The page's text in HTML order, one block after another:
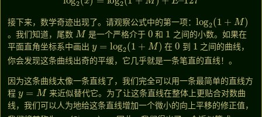
接下来，数学奇迹出现了。请观察公式中的第一项：
log 2( M
。我们知道，尾数
M
是一个严格介于
0
和
1
之间的小数。如果在
平面直角坐标系中画出
y=log 2(1+ M )
在
0
到
1
之间的曲线，
你会发现这条曲线出奇的平缓，它几乎就是一条笔直的直线！ 。
因为这条曲线太像一条直线了，我们完全可以用一条最简单的直线方
程
y=M
来近似替代它。为了让这条直线在整体上更贴合对数曲
线，我们可以人为地给这条直线增加一个微小的向上平移的修正值，
σ